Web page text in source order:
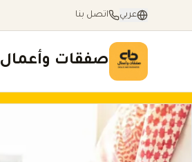
عربي اتصل بنا
صفقات وأعمال